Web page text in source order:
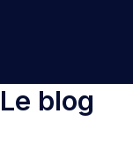
Le blog